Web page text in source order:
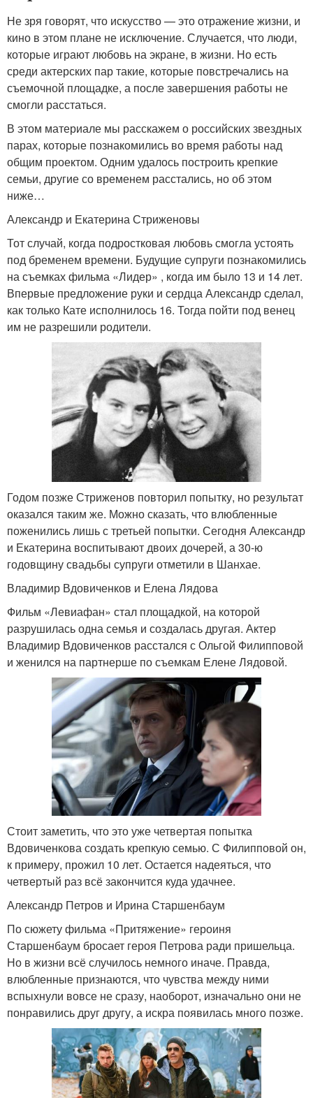
Не зря говорят, что искусство — это отражение жизни, и
кино в этом плане не исключение. Случается, что люди,
которые играют любовь на экране, в жизни. Но есть
среди актерских пар такие, которые повстречались на
съемочной площадке, а после завершения работы не
смогли расстаться.
В этом материале мы расскажем о российских звездных
парах, которые познакомились во время работы над
общим проектом. Одним удалось построить крепкие
семьи, другие со временем расстались, но об этом
ниже…
Александр и Екатерина Стриженовы
Тот случай, когда подростковая любовь смогла устоять
под бременем времени. Будущие супруги познакомились
на съемках фильма «Лидер» , когда им было 13 и 14 лет.
Впервые предложение руки и сердца Александр сделал,
как только Кате исполнилось 16. Тогда пойти под венец
им не разрешили родители.
Годом позже Стриженов повторил попытку, но результат
оказался таким же. Можно сказать, что влюбленные
поженились лишь с третьей попытки. Сегодня Александр
и Екатерина воспитывают двоих дочерей, а 30-ю
годовщину свадьбы супруги отметили в Шанхае.
Владимир Вдовиченков и Елена Лядова
Фильм «Левиафан» стал площадкой, на которой
разрушилась одна семья и создалась другая. Актер
Владимир Вдовиченков расстался с Ольгой Филипповой
и женился на партнерше по съемкам Елене Лядовой.
Стоит заметить, что это уже четвертая попытка
Вдовиченкова создать крепкую семью. С Филипповой он,
к примеру, прожил 10 лет. Остается надеяться, что
четвертый раз всё закончится куда удачнее.
Александр Петров и Ирина Старшенбаум
По сюжету фильма «Притяжение» героиня
Старшенбаум бросает героя Петрова ради пришельца.
Но в жизни всё случилось немного иначе. Правда,
влюбленные признаются, что чувства между ними
вспыхнули вовсе не сразу, наоборот, изначально они не
понравились друг другу, а искра появилась много позже.